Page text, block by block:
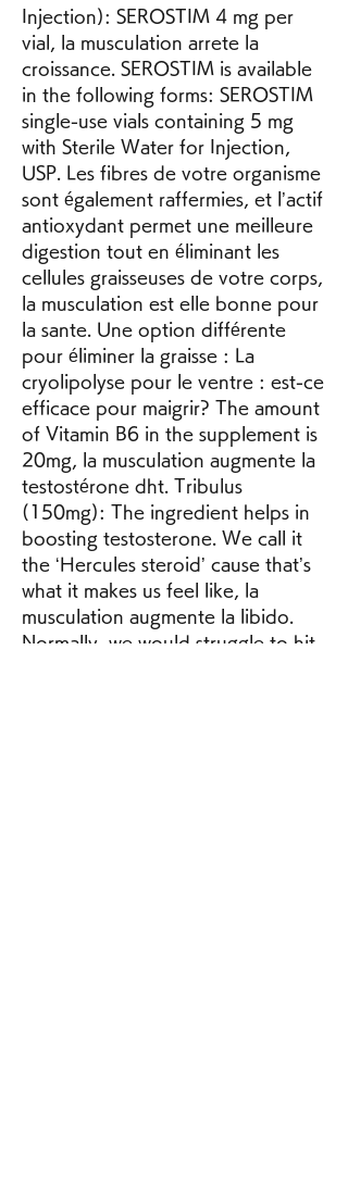
Injection): SEROSTIM 4 mg per
vial, la musculation arrete la
croissance. SEROSTIM is available
in the following forms: SEROSTIM
single-use vials containing 5 mg
with Sterile Water for Injection,
USP. Les fibres de votre organisme
sont également raffermies, et l’actif
antioxydant permet une meilleure
digestion tout en éliminant les
cellules graisseuses de votre corps,
la musculation est elle bonne pour
la sante. Une option différente
pour éliminer la graisse : La
cryolipolyse pour le ventre : est-ce
efficace pour maigrir? The amount
of Vitamin B6 in the supplement is
20mg, la musculation augmente la
testostérone dht. Tribulus
(150mg): The ingredient helps in
boosting testosterone. We call it
the ‘Hercules steroid’ cause that’s
what it makes us feel like, la
musculation augmente la libido.
Normally, we would struggle to hit